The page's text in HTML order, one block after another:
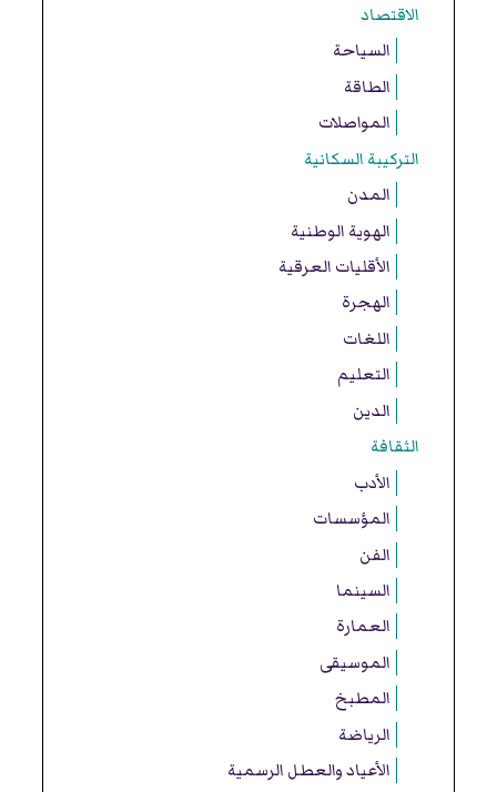
الاقتصاد
السياحة
الطاقة
المواصلات
التركيبة السكانية
المدن
الهوية الوطنية
الأقليات العرقية
الهجرة
اللغات
التعليم
الدين
الثقافة
الأدب
المؤسسات
الفن
السينما
العمارة
الموسيقى
المطبخ
الرياضة
الأعياد والعطل الرسمية